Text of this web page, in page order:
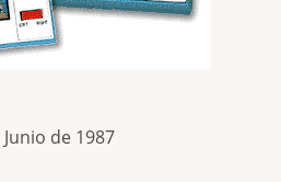
Junio de 1987